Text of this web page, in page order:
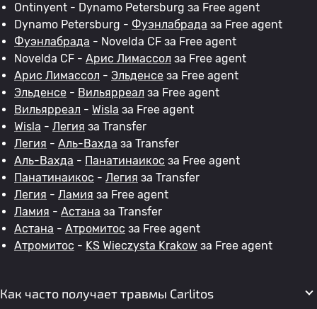
Ontinyent - Dynamo Petersburg за Free agent
Dynamo Petersburg - Фуэнлабрада за Free agent
Фуэнлабрада - Novelda CF за Free agent
Novelda CF - Арис Лимассол за Free agent
Арис Лимассол - Эльденсе за Free agent
Эльденсе - Вильярреал за Free agent
Вильярреал - Wisla за Free agent
Wisla - Легия за Transfer
Легия - Аль-Вахда за Transfer
Аль-Вахда - Панатинаикос за Free agent
Панатинаикос - Легия за Transfer
Легия - Ламия за Free agent
Ламия - Астана за Transfer
Астана - Атромитос за Free agent
Атромитос - KS Wieczysta Krakow за Free agent
Как часто получает травмы Carlitos